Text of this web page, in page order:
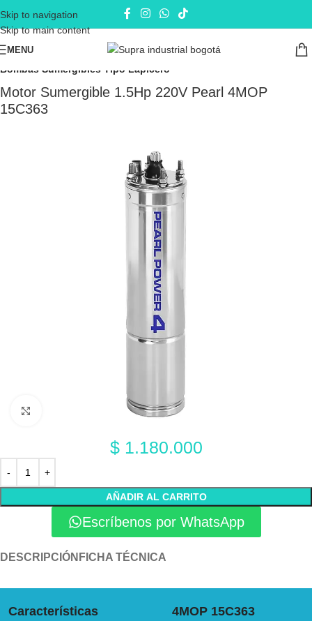
Skip to navigation
Skip to main content
MENU
Inicio Electrobombas - bombas eléctricas Bombas Sumergibles
Bombas Sumergibles Tipo Lapicero
Motor Sumergible 1.5Hp 220V Pearl 4MOP
15C363
$1.180.000
AÑADIR AL CARRITO
Escríbenos por WhatsApp
DESCRIPCIÓN FICHA TÉCNICA
Características 4MOP 15C363